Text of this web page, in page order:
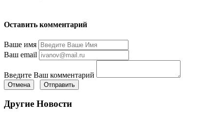
Оставить комментарий
Ваше имя
Ваш email
Введите Ваш комментарий
Отмена Отправить
Другие Новости